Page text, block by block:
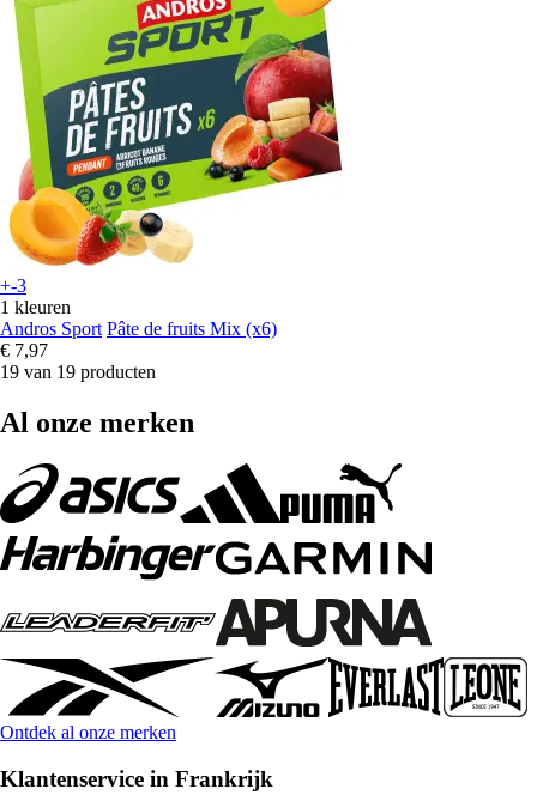
+-3
1 kleuren
Andros Sport Pâte de fruits Mix (x6)
€ 7,97
19 van 19 producten
Al onze merken
Ontdek al onze merken
Klantenservice in Frankrijk